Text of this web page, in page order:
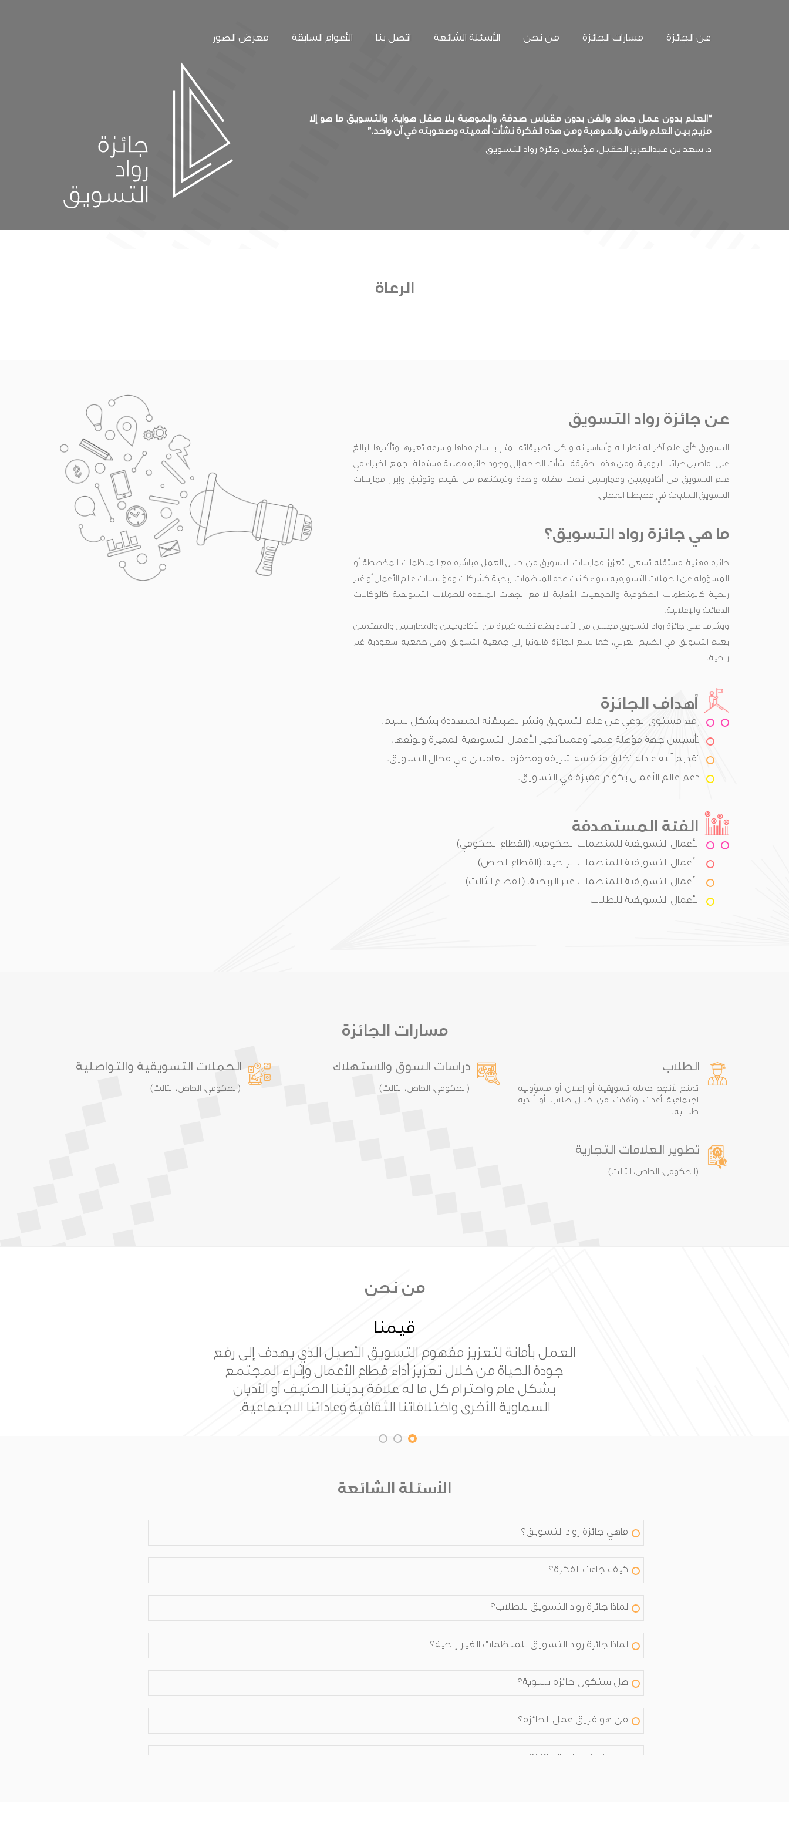
عن الجائزة مسارات الجائزة من نحن الأسئلة الشائعة اتصل بنا الأعوام السابقة معرض الصور
“العلم بدون عمل جماد، والفن بدون مقياس صدفة، والموهبة بلا صقل هواية. والتسويق ما هو إلا
مزيج بين العلم والفن والموهبة ومن هذه الفكرة نشأت أهميته وصعوبته في آن واحد.”
د. سعد بن عبدالعزيز الحقيل، مؤسس جائزة رواد التسويق
الرعاة
عن جائزة رواد التسويق
التسويق كأي علم آخر له نظرياته وأساسياته ولكن تطبيقاته تمتاز باتساع مداها وسرعة تغيرها وتأثيرها البالغ
على تفاصيل حياتنا اليومية. ومن هذه الحقيقة نشأت الحاجة إلى وجود جائزة مهنية مستقلة تجمع الخبراء في
علم التسويق من أكاديميين وممارسين تحت مظلة واحدة وتمكنهم من تقييم وتوثيق وإبراز ممارسات
التسويق السليمة في محيطنا المحلي.
ما هي جائزة رواد التسويق؟
جائزة مهنية مستقلة تسعى لتعزيز ممارسات التسويق من خلال العمل مباشرة مع المنظمات المخططة أو
المسؤولة عن الحملات التسويقية سواء كانت هذه المنظمات ربحية كشركات ومؤسسات عالم الأعمال أو غير
ربحية كالمنظمات الحكومية والجمعيات الأهلية لا مع الجهات المنفذة للحملات التسويقية كالوكالات
الدعائية والإعلانية.
ويشرف على جائزة رواد التسويق مجلس من الأمناء يضم نخبة كبيرة من الأكاديميين والممارسين والمهتمين
بعلم التسويق في الخليج العربي، كما تتبع الجائزة قانونيا إلى جمعية التسويق وهي جمعية سعودية غير
ربحية.
أهداف الجائزة
رفع مستوى الوعي عن علم التسويق ونشر تطبيقاته المتعددة بشكل سليم.
تأسيس جهة مؤهلة علمياً وعملياً تجيز الأعمال التسويقية المميزة وتوثقها.
تقديم آليه عادله تخلق منافسه شريفة ومحفزة للعاملين في مجال التسويق.
دعم عالم الأعمال بكوادر مميزة في التسويق.
الفئة المستهدفة
الأعمال التسويقية للمنظمات الحكومية. (القطاع الحكومي)
الأعمال التسويقية للمنظمات الربحية. (القطاع الخاص)
الأعمال التسويقية للمنظمات غير الربحية. (القطاع الثالث)
الأعمال التسويقية للطلاب
مسارات الجائزة
الطلاب
تمنح لأنجح حملة تسويقية أو إعلان أو مسؤولية
اجتماعية أُعدت ونُفذت من خلال طلاب أو أندية
طلابية.
دراسات السوق والاستهلاك
(الحكومي، الخاص، الثالث)
الحملات التسويقية والتواصلية
(الحكومي، الخاص، الثالث)
تطوير العلامات التجارية
(الحكومي، الخاص، الثالث)
من نحن
رسالتنا
بناء جائزة عالمية للتسويق تعمل على تقدم علم التسويق من
خلال المصداقية والمعايير ذات الجودة العالية للمساهمة في
بناء مجتمع معرفي.
الأسئلة الشائعة
ماهي جائزة رواد التسويق؟
كيف جاءت الفكرة؟
لماذا جائزة رواد التسويق للطلاب؟
لماذا جائزة رواد التسويق للمنظمات الغير ربحية؟
هل ستكون جائزة سنوية؟
من هو فريق عمل الجائزة؟